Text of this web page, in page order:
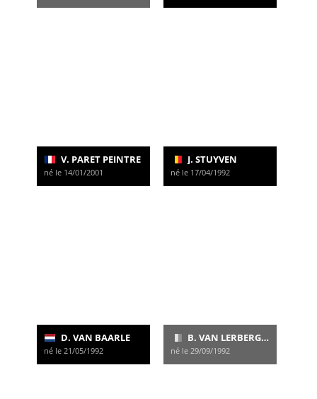
V. PARET PEINTRE
né le 14/01/2001
J. STUYVEN
né le 17/04/1992
D. VAN BAARLE
né le 21/05/1992
B. VAN LERBERGHE
né le 29/09/1992